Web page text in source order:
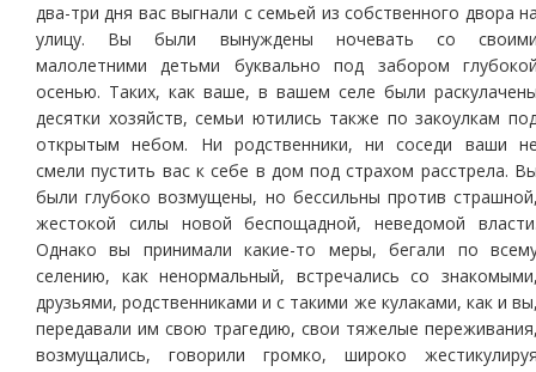
два-три дня вас выгнали с семьей из собственного двора
улицу. Вы были вынуждены ночевать со
малолетними детьми буквально под забором
осенью. Таких, как ваше, в вашем селе были
десятки хозяйств, семьи ютились также по закоулкам
открытым небом. Ни родственники, ни соседи ваши
смели пустить вас к себе в дом под страхом расстрела.
были глубоко возмущены, но бессильны против
жестокой силы новой беспощадной, неведомой
Однако вы принимали какие-то меры, бегали по
селению, как ненормальный, встречались со
друзьями, родственниками и с такими же кулаками, как и
передавали им свою трагедию, свои тяжелые
возмущались, говорили громко, широко